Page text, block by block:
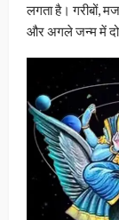
लगता है। गरीबों,
और अगले जन्म में